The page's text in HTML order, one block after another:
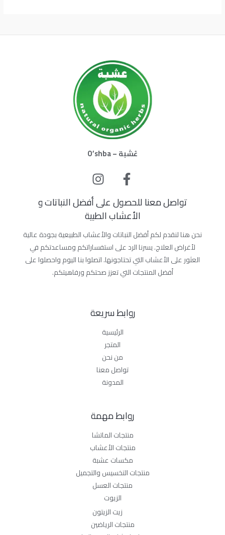
عُشبة – O’shba
تواصل معنا للحصول على أفضل النباتات و
الأعشاب الطبية
نحن هنا لنقدم لكم أفضل النباتات والأعشاب الطبيعية بجودة عالية
لأغراض العلاج. يسرنا الرد على استفساراتكم ومساعدتكم في
العثور على الأعشاب التي تحتاجونها. اتصلوا بنا اليوم واحصلوا على
أفضل المنتجات التي تعزز صحتكم ورفاهيتكم.
روابط سريعة
الرئيسية
المتجر
من نحن
تواصل معنا
المدونة
روابط مهمة
منتجات الماتشا
منتجات الأعشاب
مكسات عشبة
منتجات التخسيس والتجميل
منتجات العسل
الزيوت
زيت الزيتون
منتجات الرياضين